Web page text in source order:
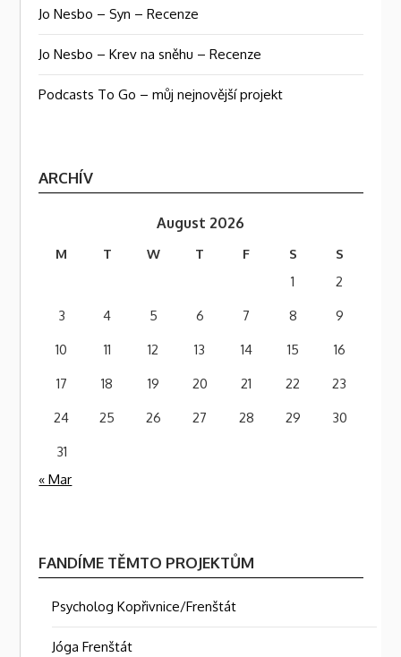
Jo Nesbo – Syn – Recenze
Jo Nesbo – Krev na sněhu – Recenze
Podcasts To Go – můj nejnovější projekt
ARCHÍV
August 2026
M T W T F S
S
1
2
3
4 5 6 7 8
9
10
11 12 13 14 15
16
17
18 19 20 21 22
23
24
25 26 27 28 29
30
31
« Mar
FANDÍME TĚMTO PROJEKTŮM
Psycholog Kopřivnice/Frenštát
Jóga Frenštát